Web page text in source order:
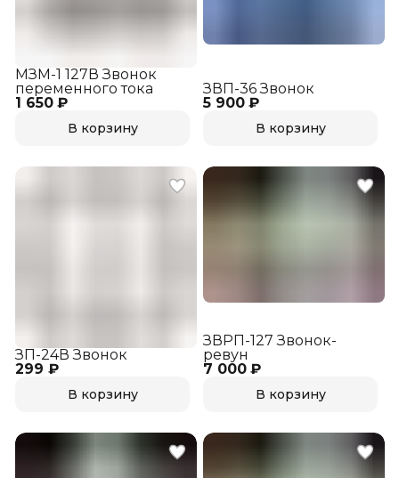
1 650 ₽
МЗМ-1 127В Звонок
переменного тока
В корзину
5 900 ₽
ЗВП-36 Звонок
В корзину
299 ₽
ЗП-24В Звонок
В корзину
7 000 ₽
ЗВРП-127 Звонок-
ревун
В корзину